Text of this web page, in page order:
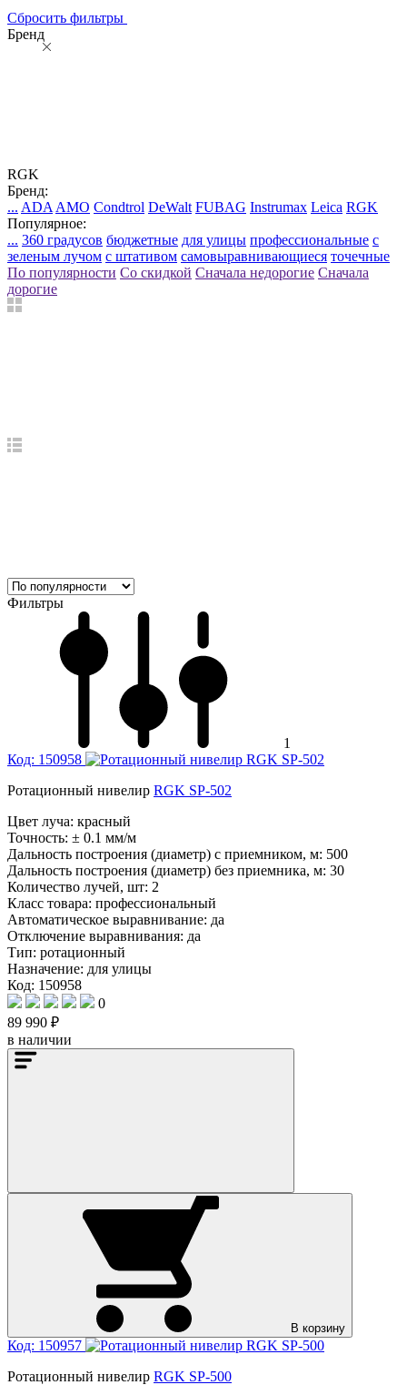
Сбросить фильтры
Бренд
RGK
Бренд:
... ADA AMO Condtrol DeWalt FUBAG Instrumax Leica RGK
Популярное:
... 360 градусов бюджетные для улицы профессиональные с
зеленым лучом с штативом самовыравнивающиеся точечные
По популярности Со скидкой Сначала недорогие Сначала
дорогие
Фильтры
1
Код: 150958
Ротационный нивелир RGK SP-502
Цвет луча: красный
Точность: ± 0.1 мм/м
Дальность построения (диаметр) с приемником, м: 500
Дальность построения (диаметр) без приемника, м: 30
Количество лучей, шт: 2
Класс товара: профессиональный
Автоматическое выравнивание: да
Отключение выравнивания: да
Тип: ротационный
Назначение: для улицы
Код: 150958
0
89 990 ₽
в наличии
В корзину
Код: 150957
Ротационный нивелир RGK SP-500